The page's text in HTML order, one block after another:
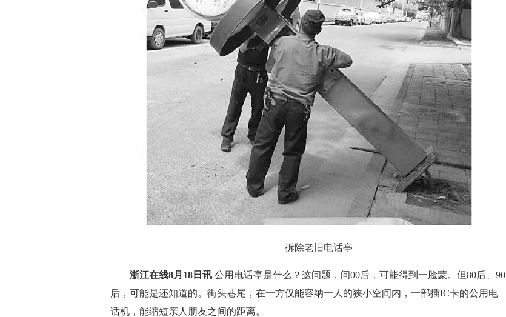
拆除老旧电话亭
浙江在线8月18日讯 公用电话亭是什么？这问题，问00后，可能得到一脸蒙。但80后、90
后，可能是还知道的。街头巷尾，在一方仅能容纳一人的狭小空间内，一部插IC卡的公用电
话机，能缩短亲人朋友之间的距离。